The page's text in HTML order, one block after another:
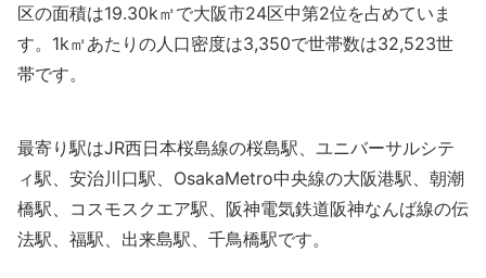
区の面積は19.30k㎡で大阪市24区中第2位を占めていま
す。1k㎡あたりの人口密度は3,350で世帯数は32,523世
帯です。
最寄り駅はJR西日本桜島線の桜島駅、ユニバーサルシテ
ィ駅、安治川口駅、OsakaMetro中央線の大阪港駅、朝潮
橋駅、コスモスクエア駅、 阪神電気鉄道阪神なんば線の伝
法駅、福駅、出来島駅、千鳥橋駅です。